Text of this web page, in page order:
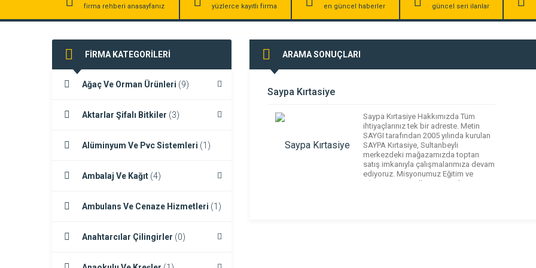
firma rehberi anasayfanız yüzlerce kayıtlı firma en güncel haberler güncel seri ilanlar
FİRMA KATEGORİLERİ
Ağaç Ve Orman Ürünleri (9)
Aktarlar Şifalı Bitkiler (3)
Alüminyum Ve Pvc Sistemleri (1)
Ambalaj Ve Kağıt (4)
Ambulans Ve Cenaze Hizmetleri (1)
Anahtarcılar Çilingirler (0)
ARAMA SONUÇLARI
Saypa Kırtasiye
Saypa Kırtasiye Hakkımızda Tüm
ihtiyaçlarınız tek bir adreste. Metin
SAYGI tarafından 2005 yılında kurulan
SAYPA Kırtasiye, Sultanbeyli
merkezdeki mağazamızda toptan
satış imkanıyla çalışmalarımıza devam
ediyoruz. Misyonumuz Eğitim ve
öğretim materyallerini, iş yerleri ve